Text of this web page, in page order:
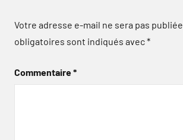
Votre adresse e-mail ne sera pas publiée.
obligatoires sont indiqués avec*
Commentaire*